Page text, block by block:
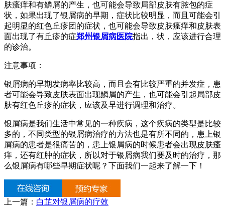
肤瘙痒和有鳞屑的产生，也可能会导致局部皮肤有脓包的症
状，如果出现了银屑病的早期，症状比较明显，而且可能会引
起明显的红色丘疹团的症状，也可能会导致皮肤瘙痒和皮肤表
面出现了有丘疹的症郑州银屑病医院指出，状，应该进行合理
的诊治。
注意事项：
银屑病的早期发病率比较高，而且会有比较严重的并发症，患
者可能会导致皮肤表面出现鳞屑的产生，也可能会引起局部皮
肤有红色丘疹的症状，应该及早进行调理和治疗。
银屑病是我们生活中常见的一种疾病，这个疾病的类型是比较
多的，不同类型的银屑病治疗的方法也是有所不同的，患上银
屑病的患者是很痛苦的，患上银屑病的时候患者会出现皮肤瘙
痒，还有红肿的症状，所以对于银屑病我们要及时的治疗，那
么银屑病有哪些早期症状呢？下面我们一起来了解一下！
上一篇： 白芷对银屑病的疗效